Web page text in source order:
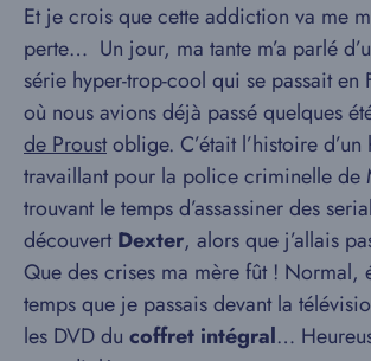
Et je crois que cette addiction va me
perte… Un jour, ma tante m’a parlé
série hyper-trop-cool qui se passait
où nous avions déjà passé quelques
de Proustoblige. C’était l’histoire d’un
travaillant pour la police criminelle de
trouvant le temps d’assassiner des
découvertDexter, alors que j’allais
Que des crises ma mère fût ! Normal,
temps que je passais devant la
les DVD du coffret intégral…